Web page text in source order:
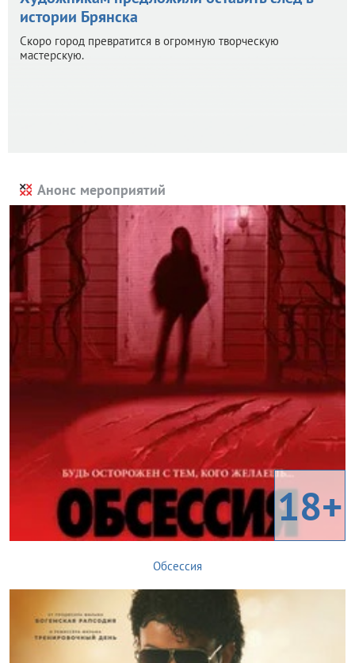
истории Брянска
Скоро город превратится в огромную творческую
мастерскую.
Анонс мероприятий
18+
Обсессия